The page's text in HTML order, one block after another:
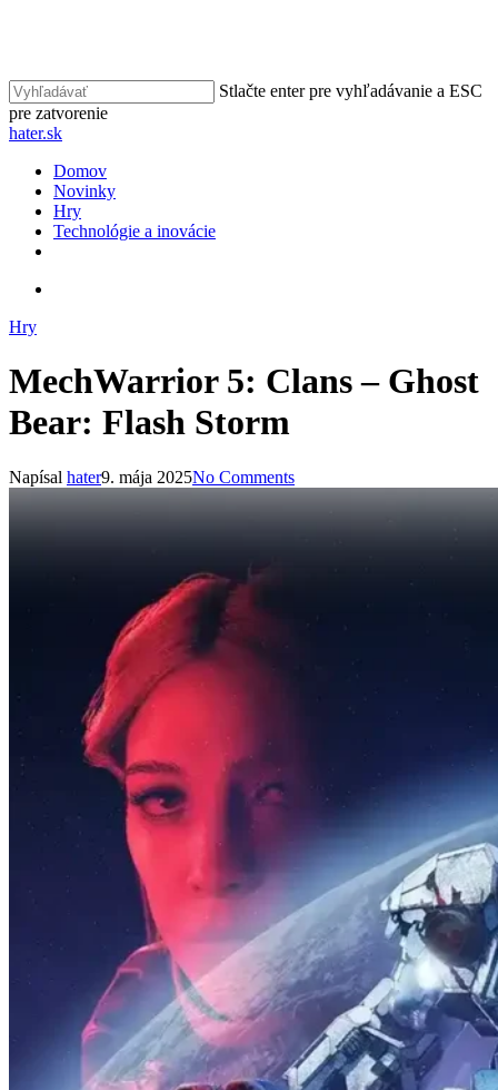
content
Stlačte enter pre vyhľadávanie a ESC
pre zatvorenie
Close
hater.sk
vyhľadávať
Menu
Domov
Novinky
Hry
Technológie a inovácie
Hry
MechWarrior 5: Clans – Ghost
Bear: Flash Storm
Napísal hater9. mája 2025No Comments